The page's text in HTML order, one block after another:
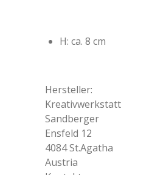
H: ca. 8 cm
Hersteller:
Kreativwerkstatt
Sandberger
Ensfeld 12
4084 St.Agatha
Austria